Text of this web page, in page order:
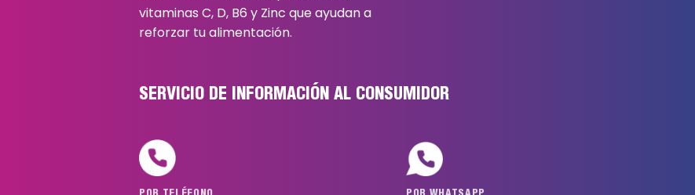
vitaminas C, D, B6 y Zinc que ayudan a
reforzar tu alimentación.
SERVICIO DE INFORMACIÓN AL CONSUMIDOR